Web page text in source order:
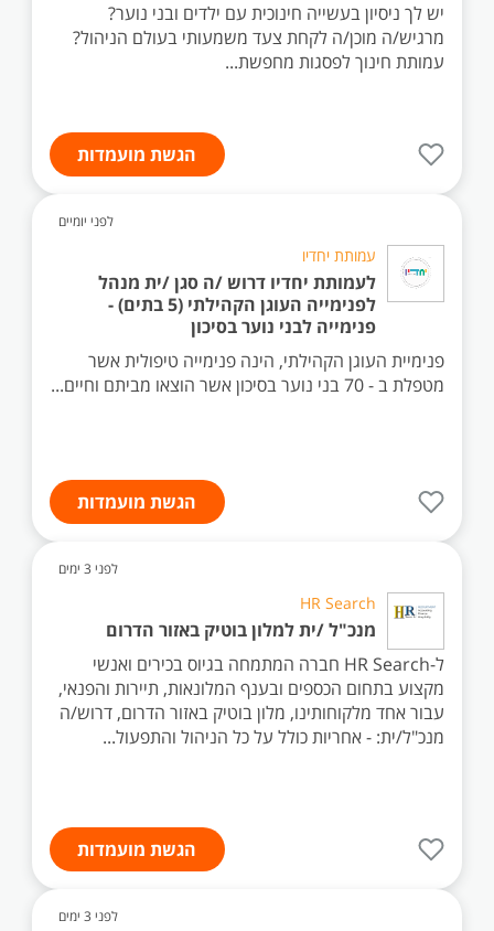
יש לך ניסיון בעשייה חינוכית עם ילדים ובני נוער?
מרגיש/ה מוכן/ה לקחת צעד משמעותי בעולם הניהול?
עמותת חינוך לפסגות מחפשת...
הגשת מועמדות
לפני יומיים
עמותת יחדיו
לעמותת יחדיו דרוש /ה סגן /ית מנהל
לפנימייה העוגן הקהילתי (5 בתים) -
פנימייה לבני נוער בסיכון
פנימיית העוגן הקהילתי, הינה פנימייה טיפולית אשר
מטפלת ב - 70 בני נוער בסיכון אשר הוצאו מביתם וחיים...
הגשת מועמדות
לפני 3 ימים
HR Search
מנכ"ל /ית למלון בוטיק באזור הדרום
ל-HR Search חברה המתמחה בגיוס בכירים ואנשי
מקצוע בתחום הכספים ובענף המלונאות, תיירות והפנאי,
עבור אחד מלקוחותינו, מלון בוטיק באזור הדרום, דרוש/ה
מנכ"ל/ית: - אחריות כולל על כל הניהול והתפעול...
הגשת מועמדות
לפני 3 ימים